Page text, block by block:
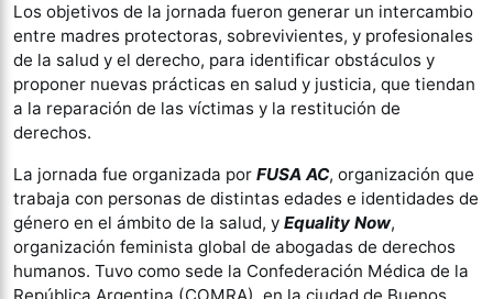
Los objetivos de la jornada fueron generar un intercambio
entre madres protectoras, sobrevivientes, y profesionales
de la salud y el derecho, para identificar obstáculos y
proponer nuevas prácticas en salud y justicia, que tiendan
a la reparación de las víctimas y la restitución de
derechos.
La jornada fue organizada por FUSA AC, organización que
trabaja con personas de distintas edades e identidades de
género en el ámbito de la salud, y Equality Now,
organización feminista global de abogadas de derechos
humanos. Tuvo como sede la Confederación Médica de la